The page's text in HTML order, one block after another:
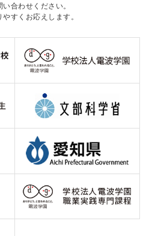
合わせください。
すくお応えします。